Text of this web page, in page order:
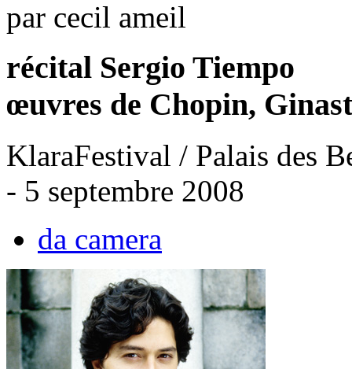
par cecil ameil
récital Sergio Tiempo
œuvres de Chopin,
KlaraFestival / Palais des
- 5 septembre 2008
da camera